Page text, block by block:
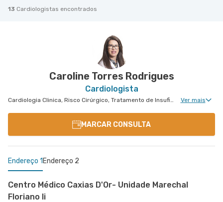
13 Cardiologistas encontrados
Caroline Torres Rodrigues
Cardiologista
Cardiologia Clinica, Risco Cirúrgico, Tratamento de Insuficiência Cardíaca, Doença Coronariana Ver mais
MARCAR CONSULTA
Endereço 1 Endereço 2
Centro Médico Caxias D'Or- Unidade Marechal
Floriano Ii